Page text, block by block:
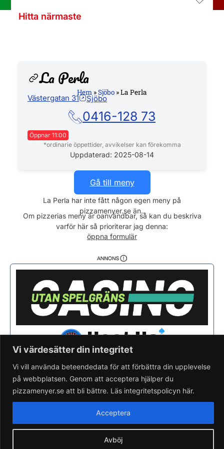
Vi värdesätter din integritet
Vi vill använda beteendedata för att förbättra din upplevelse
på webbplatsen. Genom att acceptera hjälper du
pizzamenyer.se att bli bättre. Läs integritetspolicyn här.
Avböj
Acceptera
Hitta närmaste
La Perla
Hem »Sjöbo »La Perla
Västergatan 31 Sjöbo
0416-128 73
Öppnar 11:00
Måndag 11:00 - 21:00
11:00 - 21:00
Onsdag 11:00 - 21:00
Torsdag 11:00 - 21:00
11:00 - 22:00
11:00 - 22:00
Söndag
11:00 - 21:00
*ordinarie öppettider, avvikelser kan förekomma
Uppdaterad: 2025-08-14
Gå till meny
La Perla har inte fått någon egen meny på
pizzamenyer.se än..
Om pizzerias meny är oanvändbar, så kan du beskriva
varför här så prioriterar jag denna:
öppna formulär
Saknar du din pizzeria?Lägg till pizzeria.
Skapa gratis pizzeria-hemsida
Läs om pizzamenyer.se
Artiklar & nyheter
Rensa cookieval